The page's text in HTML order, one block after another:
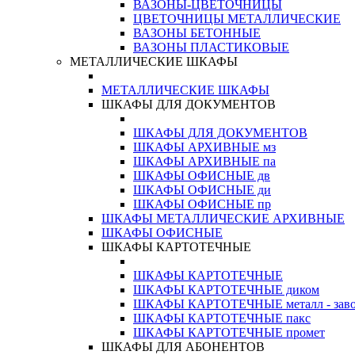
ВАЗОНЫ-ЦВЕТОЧНИЦЫ
ЦВЕТОЧНИЦЫ МЕТАЛЛИЧЕСКИЕ
ВАЗОНЫ БЕТОННЫЕ
ВАЗОНЫ ПЛАСТИКОВЫЕ
МЕТАЛЛИЧЕСКИЕ ШКАФЫ
МЕТАЛЛИЧЕСКИЕ ШКАФЫ
ШКАФЫ ДЛЯ ДОКУМЕНТОВ
ШКАФЫ ДЛЯ ДОКУМЕНТОВ
ШКАФЫ АРХИВНЫЕ мз
ШКАФЫ АРХИВНЫЕ па
ШКАФЫ ОФИСНЫЕ дв
ШКАФЫ ОФИСНЫЕ ди
ШКАФЫ ОФИСНЫЕ пр
ШКАФЫ МЕТАЛЛИЧЕСКИЕ АРХИВНЫЕ
ШКАФЫ ОФИСНЫЕ
ШКАФЫ КАРТОТЕЧНЫЕ
ШКАФЫ КАРТОТЕЧНЫЕ
ШКАФЫ КАРТОТЕЧНЫЕ диком
ШКАФЫ КАРТОТЕЧНЫЕ металл -
ШКАФЫ КАРТОТЕЧНЫЕ пакс
ШКАФЫ КАРТОТЕЧНЫЕ промет
ШКАФЫ ДЛЯ АБОНЕНТОВ